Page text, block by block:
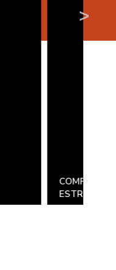
ESTRUTURA
>